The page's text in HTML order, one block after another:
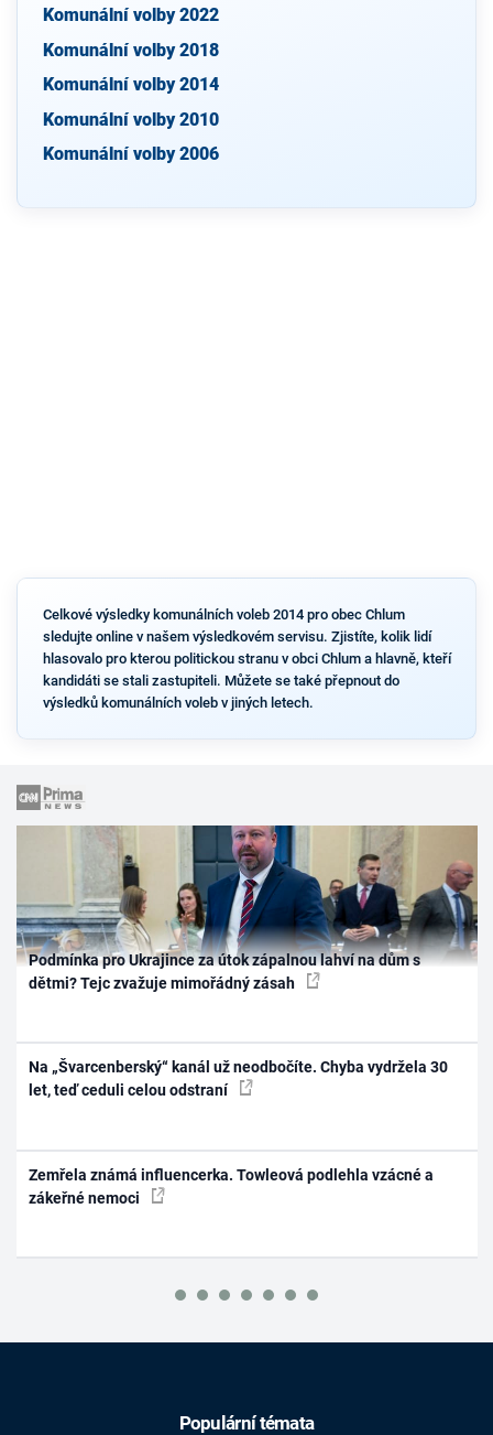
Komunální volby 2022
Komunální volby 2018
Komunální volby 2014
Komunální volby 2010
Komunální volby 2006
Celkové výsledky komunálních voleb 2014 pro obec Chlum
sledujte online v našem výsledkovém servisu. Zjistíte, kolik lidí
hlasovalo pro kterou politickou stranu v obci Chlum a hlavně, kteří
kandidáti se stali zastupiteli. Můžete se také přepnout do
výsledků komunálních voleb v jiných letech.
Podmínka pro Ukrajince za útok zápalnou lahví na dům s
dětmi? Tejc zvažuje mimořádný zásah
Na „Švarcenberský“ kanál už neodbočíte. Chyba vydržela 30
let, teď ceduli celou odstraní
Zemřela známá influencerka. Towleová podlehla vzácné a
zákeřné nemoci
Populární témata